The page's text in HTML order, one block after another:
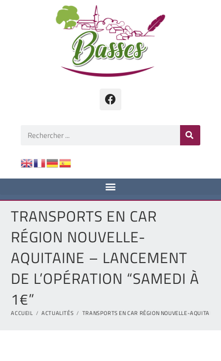
TRANSPORTS EN CAR
RÉGION NOUVELLE-
AQUITAINE – LANCEMENT
DE L’OPÉRATION “SAMEDI À
1€”
ACCUEIL / ACTUALITÉS / TRANSPORTS EN CAR RÉGION NOUVELLE-